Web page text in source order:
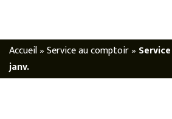
Accueil»Service au comptoir»
janv.